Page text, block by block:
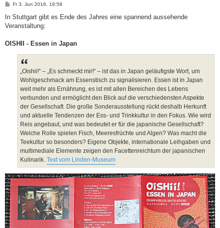
B
r
Fr 3. Jun 2016, 19:58
In Stuttgart gibt es Ende des Jahres eine spannend aussehende
Veranstaltung:
OISHII - Essen in Japan
„Oishii!“ – „Es schmeckt mir!“ – ist das in Japan geläufigste Wort, um
Wohlgeschmack am Essenstisch zu signalisieren. Essen ist in Japan
weit mehr als Ernährung, es ist mit allen Bereichen des Lebens
verbunden und ermöglicht den Blick auf die verschiedensten Aspekte
der Gesellschaft. Die große Sonderausstellung rückt deshalb Herkunft
und aktuelle Tendenzen der Ess- und Trinkkultur in den Fokus. Wie wird
Reis angebaut, und was bedeutet er für die japanische Gesellschaft?
Welche Rolle spielen Fisch, Meeresfrüchte und Algen? Was macht die
Teekultur so besonders? Eigene Objekte, internationale Leihgaben und
multimediale Elemente zeigen den Facettenreichtum der japanischen
Kulinarik. Text vom Linden-Museum